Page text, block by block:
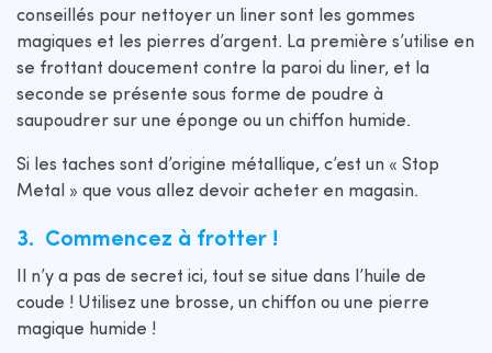
conseillés pour nettoyer un liner sont les gommes
magiques et les pierres d’argent. La première s’utilise en
se frottant doucement contre la paroi du liner, et la
seconde se présente sous forme de poudre à
saupoudrer sur une éponge ou un chiffon humide.
Si les taches sont d’origine métallique, c’est un « Stop
Metal » que vous allez devoir acheter en magasin.
3. Commencez à frotter !
Il n’y a pas de secret ici, tout se situe dans l’huile de
coude ! Utilisez une brosse, un chiffon ou une pierre
magique humide !